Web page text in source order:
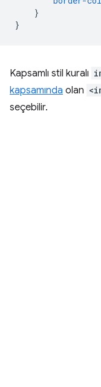
}
}
Kapsamlı stil kuralı
kapsamında olan
seçebilir.